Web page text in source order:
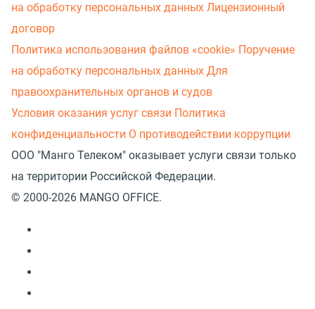
на обработку персональных данных Лицензионный
договор
Политика использования файлов «cookie» Поручение
на обработку персональных данных Для
правоохранительных органов и судов
Условия оказания услуг связи Политика
конфиденциальности О противодействии коррупции
ООО "Манго Телеком" оказывает услуги связи только
на территории Российской Федерации.
© 2000-2026 MANGO OFFICE.